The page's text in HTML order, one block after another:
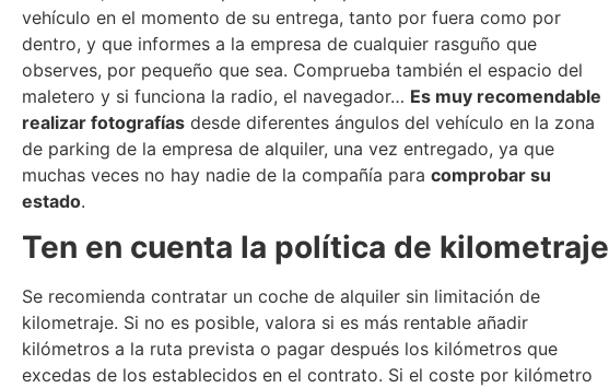
vehículo en el momento de su entrega, tanto por fuera como por
dentro, y que informes a la empresa de cualquier rasguño que
observes, por pequeño que sea. Comprueba también el espacio del
maletero y si funciona la radio, el navegador… Es muy recomendable
realizar fotografías desde diferentes ángulos del vehículo en la zona
de parking de la empresa de alquiler, una vez entregado, ya que
muchas veces no hay nadie de la compañía para comprobar su
estado.
Ten en cuenta la política de kilometraje
Se recomienda contratar un coche de alquiler sin limitación de
kilometraje. Si no es posible, valora si es más rentable añadir
kilómetros a la ruta prevista o pagar después los kilómetros que
excedas de los establecidos en el contrato. Si el coste por kilómetro